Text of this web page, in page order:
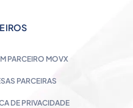
PARCEIRO MOVX
PARCEIRAS
DE PRIVACIDADE